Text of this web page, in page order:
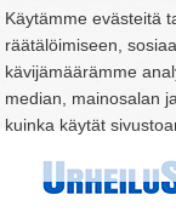
Käytämme evästeitä
räätälöimiseen,
kävijämäärämme
median, mainosalan
kuinka käytät